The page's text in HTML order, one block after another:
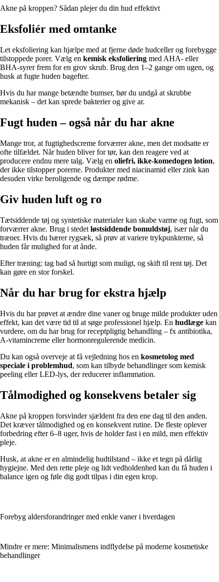
Akne på kroppen? Sådan plejer du din hud effektivt
Eksfoliér med omtanke
Let eksfoliering kan hjælpe med at fjerne døde hudceller og forebygge
tilstoppede porer. Vælg en kemisk eksfoliering med AHA- eller
BHA-syrer frem for en grov skrub. Brug den 1–2 gange om ugen, og
husk at fugte huden bagefter.
Hvis du har mange betændte bumser, bør du undgå at skrubbe
mekanisk – det kan sprede bakterier og give ar.
Fugt huden – også når du har akne
Mange tror, at fugtighedscreme forværrer akne, men det modsatte er
ofte tilfældet. Når huden bliver for tør, kan den reagere ved at
producere endnu mere talg. Vælg en oliefri, ikke-komedogen lotion,
der ikke tilstopper porerne. Produkter med niacinamid eller zink kan
desuden virke beroligende og dæmpe rødme.
Giv huden luft og ro
Tætsiddende tøj og syntetiske materialer kan skabe varme og fugt, som
forværrer akne. Brug i stedet løstsiddende bomuldstøj, især når du
træner. Hvis du bærer rygsæk, så prøv at variere trykpunkterne, så
huden får mulighed for at ånde.
Efter træning: tag bad så hurtigt som muligt, og skift til rent tøj. Det
kan gøre en stor forskel.
Når du har brug for ekstra hjælp
Hvis du har prøvet at ændre dine vaner og bruge milde produkter uden
effekt, kan det være tid til at søge professionel hjælp. En hudlæge kan
vurdere, om du har brug for receptpligtig behandling – fx antibiotika,
A-vitamincreme eller hormonregulerende medicin.
Du kan også overveje at få vejledning hos en kosmetolog med
speciale i problemhud, som kan tilbyde behandlinger som kemisk
peeling eller LED-lys, der reducerer inflammation.
Tålmodighed og konsekvens betaler sig
Akne på kroppen forsvinder sjældent fra den ene dag til den anden.
Det kræver tålmodighed og en konsekvent rutine. De fleste oplever
forbedring efter 6–8 uger, hvis de holder fast i en mild, men effektiv
pleje.
Husk, at akne er en almindelig hudtilstand – ikke et tegn på dårlig
hygiejne. Med den rette pleje og lidt vedholdenhed kan du få huden i
balance igen og føle dig godt tilpas i din egen krop.
Forebyg aldersforandringer med enkle vaner i hverdagen
Mindre er mere: Minimalismens indflydelse på moderne kosmetiske
behandlinger